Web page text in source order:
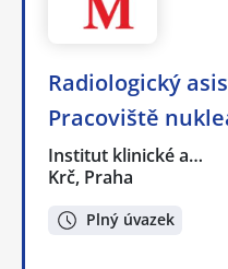
Radiologický
Pracoviště
Institut klinické a…
Krč, Praha
Plný úvazek